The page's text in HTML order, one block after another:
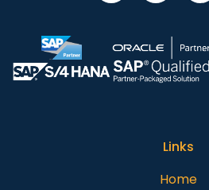
Links
Home